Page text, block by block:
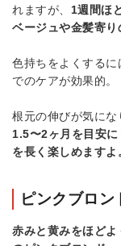
れますが、 1週間ほ
ベージュや金髪寄
色持ちをよくする
でのケアが効果的。
根元の伸びが気にな
1.5〜2ヶ月を目安
を長く楽しめますよ
ピンクブロ
赤みと黄みをほど